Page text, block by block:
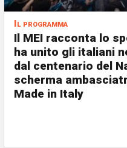
Il programma
Il MEI racconta lo
ha unito gli italiani
dal centenario del
scherma
Made in Italy